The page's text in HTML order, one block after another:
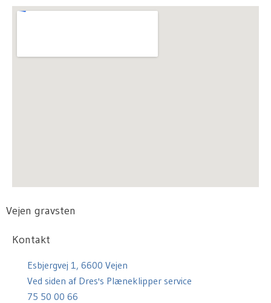
Vejen gravsten
Kontakt
Esbjergvej 1, 6600 Vejen
Ved siden af Dres's Plæneklipper service
75 50 00 66